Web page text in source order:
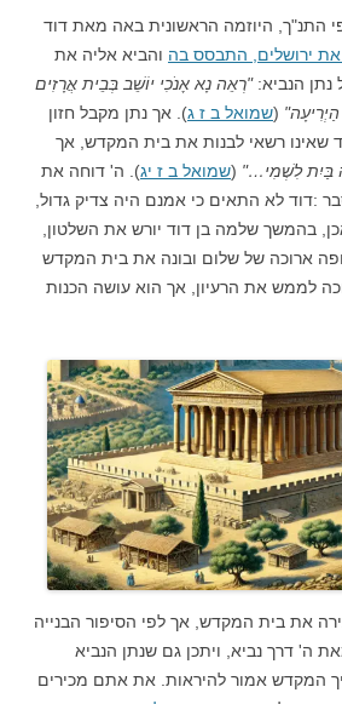
התנ"ך, היוזמה הראשונית באה מאת דוד
ירושלים, התבסס בה והביא אליה את
נתן הנביא:"רְאֵה נָא אָנֹכִי יוֹשֵׁב בְּבֵית אֲרָזִים
(שמואל ב ז ג). אך נתן מקבל חזון
שאינו רשאי לבנות את בית המקדש, אך
בַּיִת לִשְׁמִי…" (שמואל ב ז יג). ה' דוחה את
:דוד לא התאים כי אמנם היה צדיק גדול,
בהמשך שלמה בן דוד יורש את השלטון,
ארוכה של שלום ובונה את בית המקדש
לממש את הרעיון, אך הוא עושה הכנות
את בית המקדש, אך לפי הסיפור הבנייה
ה' דרך נביא, ויתכן גם שנתן הנביא
המקדש אמור להיראות. את אתם מכירים